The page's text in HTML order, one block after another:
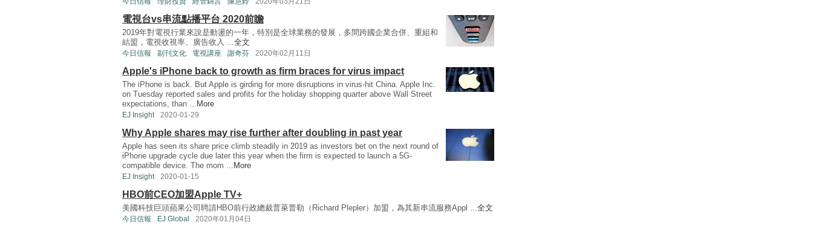
電視台vs串流點播平台 2020前瞻
2019年對電視行業來說是動盪的一年，特別是全球業務的發展，多間跨國企業合併、重組和
結盟，電視收視率、廣告收入 ...全文
今日信報 副刊文化 電視講座 謝奇芬 2020年02月11日
Apple's iPhone back to growth as firm braces for virus impact
The iPhone is back. But Apple is girding for more disruptions in virus-hit China. Apple Inc.
on Tuesday reported sales and profits for the holiday shopping quarter above Wall Street
expectations, than ... More
EJ Insight 2020-01-29
Why Apple shares may rise further after doubling in past year
Apple has seen its share price climb steadily in 2019 as investors bet on the next round of
iPhone upgrade cycle due later this year when the firm is expected to launch a 5G-
compatible device. The mom ... More
EJ Insight 2020-01-15
HBO前CEO加盟Apple TV+
美國科技巨頭蘋果公司聘請HBO前行政總裁普萊普勒（Richard Plepler）加盟，為其新串流服務Appl ...全文
今日信報 EJ Global 2020年01月04日